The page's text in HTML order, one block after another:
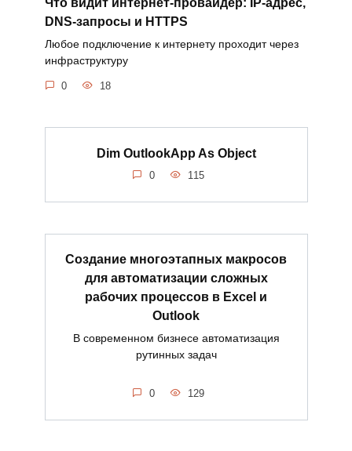
DNS-запросы и HTTPS
Любое подключение к интернету проходит через
инфраструктуру
0 18
Dim OutlookApp As Object
0 115
Создание многоэтапных макросов
для автоматизации сложных
рабочих процессов в Excel и
Outlook
В современном бизнесе автоматизация
рутинных задач
0 129